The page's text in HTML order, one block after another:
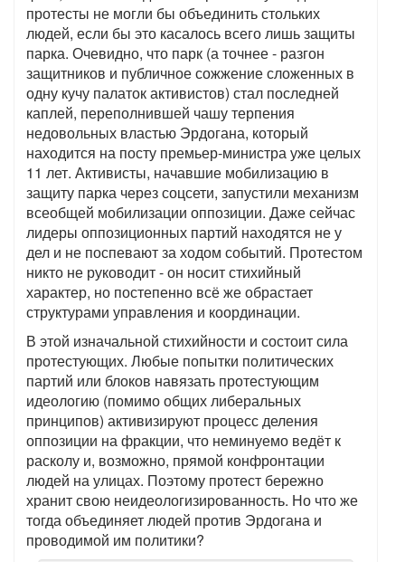
протесты не могли бы объединить стольких
людей, если бы это касалось всего лишь защиты
парка. Очевидно, что парк (а точнее - разгон
защитников и публичное сожжение сложенных в
одну кучу палаток активистов) стал последней
каплей, переполнившей чашу терпения
недовольных властью Эрдогана, который
находится на посту премьер-министра уже целых
11 лет. Активисты, начавшие мобилизацию в
защиту парка через соцсети, запустили механизм
всеобщей мобилизации оппозиции. Даже сейчас
лидеры оппозиционных партий находятся не у
дел и не поспевают за ходом событий. Протестом
никто не руководит - он носит стихийный
характер, но постепенно всё же обрастает
структурами управления и координации.
В этой изначальной стихийности и состоит сила
протестующих. Любые попытки политических
партий или блоков навязать протестующим
идеологию (помимо общих либеральных
принципов) активизируют процесс деления
оппозиции на фракции, что неминуемо ведёт к
расколу и, возможно, прямой конфронтации
людей на улицах. Поэтому протест бережно
хранит свою неидеологизированность. Но что же
тогда объединяет людей против Эрдогана и
проводимой им политики?